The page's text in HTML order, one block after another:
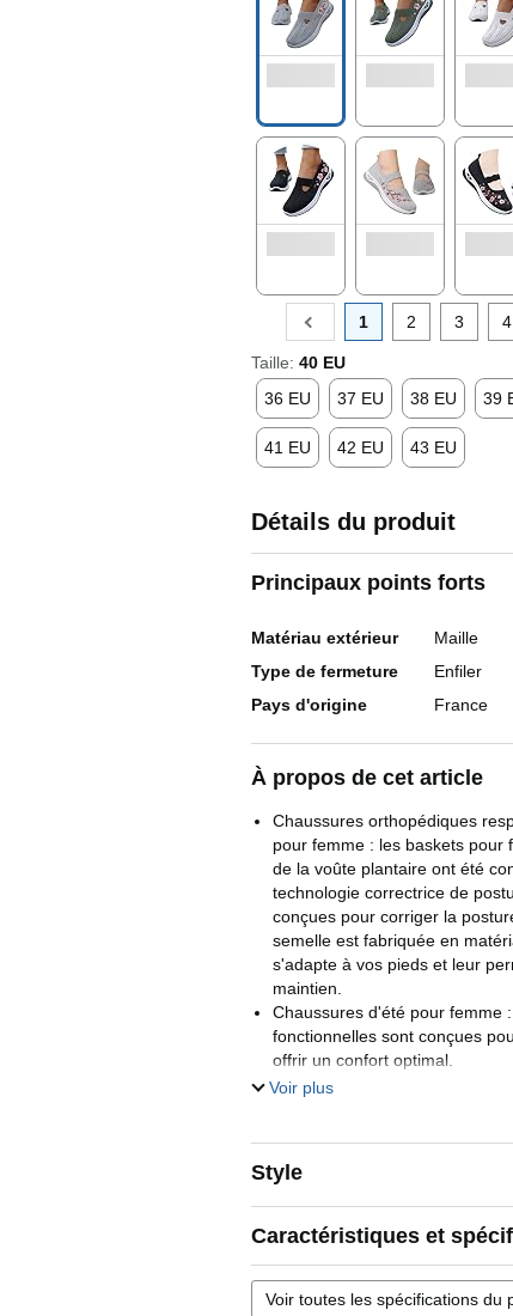
1 2 3 4
Taille: 40 EU
36 EU
37 EU 38 EU 39
41 EU 42 EU 43 EU
Détails du produit
Principaux points forts
Matériau extérieur
Maille
Type de fermeture
Enfiler
Pays d'origine
France
À propos de cet article
Chaussures orthopédiques
pour femme : les baskets pour
de la voûte plantaire ont été
technologie correctrice de
conçues pour corriger la
semelle est fabriquée en
s'adapte à vos pieds et leur
maintien.
Chaussures d'été pour femme
fonctionnelles sont conçues
offrir un confort optimal.
Avec un soutien avancé de la
Le design orthopédique et les
soulagent les problèmes de
vos pieds vous gêner dans vos
baskets orthopédiques en
Voir plus
Style
Caractéristiques et
Voir toutes les spécifications du